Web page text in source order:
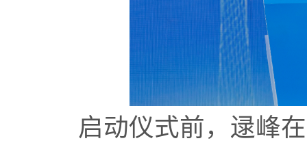
启动仪式前，逯峰在